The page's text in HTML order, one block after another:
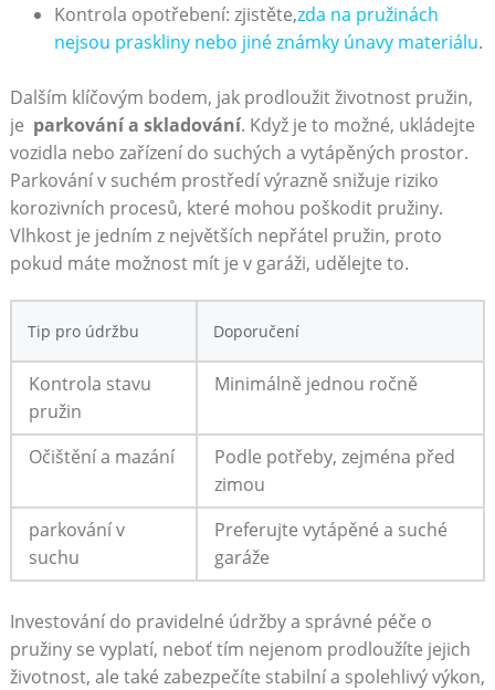
Kontrola​ opotřebení: zjistěte,zda na pružinách
nejsou praskliny nebo jiné známky únavy materiálu.
Dalším klíčovým bodem, ⁢jak prodloužit životnost pružin,
‌je ⁣ parkování a‍ skladování.​ Když⁤ je to možné, ukládejte
vozidla nebo zařízení do suchých a vytápěných prostor.
Parkování v suchém⁢ prostředí⁢ výrazně snižuje riziko
korozivních ​procesů,‌ které ⁣mohou poškodit ⁣pružiny.
Vlhkost​ je jedním z největších nepřátel pružin, ‌proto
pokud máte možnost mít je v garáži, udělejte to.
Tip pro údržbu Doporučení
Kontrola stavu
pružin
Minimálně jednou ročně
Očištění a mazání
Podle‍ potřeby, zejména před
zimou
parkování v
suchu
Preferujte vytápěné a suché
garáže
Investování do pravidelné údržby a správné ‍péče o
pružiny se vyplatí, neboť tím nejenom‍ prodloužíte⁤ jejich‍
životnost, ale také zabezpečíte stabilní a‍ spolehlivý výkon,